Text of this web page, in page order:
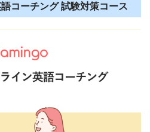
コーチング 試験対策コース